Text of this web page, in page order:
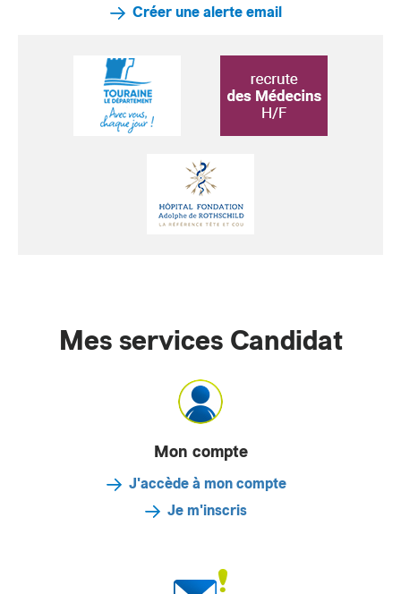
Créer une alerte email
Mes services Candidat
Mon compte
J'accède à mon compte
Je m'inscris